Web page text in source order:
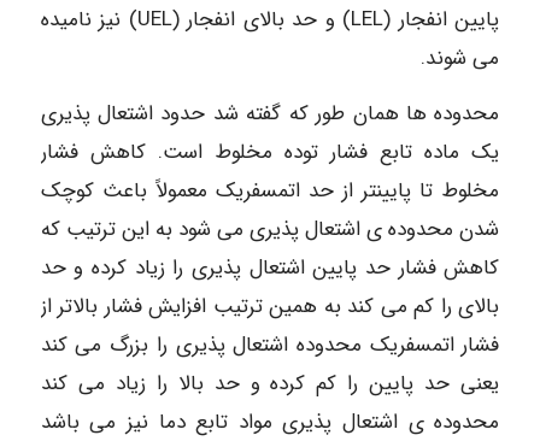
پایین انفجار (LEL) و حد بالای انفجار (UEL) نیز نامیده
می شوند.
محدوده ها همان طور که گفته شد حدود اشتعال پذیری
یک ماده تابع فشار توده مخلوط است. کاهش فشار
مخلوط تا پایینتر از حد اتمسفریک معمولاً باعث کوچک
شدن محدوده ی اشتعال پذیری می شود به این ترتیب که
کاهش فشار حد پایین اشتعال پذیری را زیاد کرده و حد
بالای را کم می کند به همین ترتیب افزایش فشار بالاتر از
فشار اتمسفریک محدوده اشتعال پذیری را بزرگ می کند
یعنی حد پایین را کم کرده و حد بالا را زیاد می کند
محدوده ی اشتعال پذیری مواد تابع دما نیز می باشد